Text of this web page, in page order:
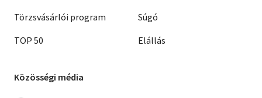
Törzsvásárlói program
TOP 50
Súgó
Elállás
Közösségi média